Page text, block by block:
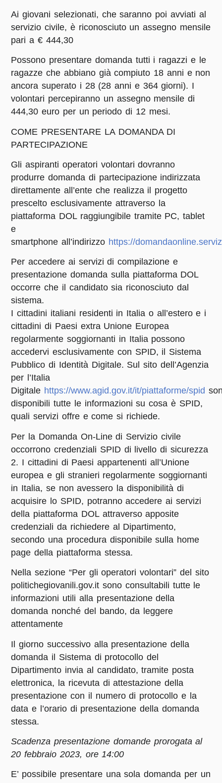
Ai giovani selezionati, che saranno poi avviati al
servizio civile, è riconosciuto un assegno mensile
pari a € 444,30
Possono presentare domanda tutti i ragazzi e le
ragazze che abbiano già compiuto 18 anni e non
ancora superato i 28 (28 anni e 364 giorni). I
volontari percepiranno un assegno mensile di
444,30 euro per un periodo di 12 mesi.
COME PRESENTARE LA DOMANDA DI
PARTECIPAZIONE
Gli aspiranti operatori volontari dovranno
produrre domanda di partecipazione indirizzata
direttamente all’ente che realizza il progetto
prescelto esclusivamente attraverso la
piattaforma DOL raggiungibile tramite PC, tablet
e
smartphone all’indirizzo https://
Per accedere ai servizi di compilazione e
presentazione domanda sulla piattaforma DOL
occorre che il candidato sia riconosciuto dal
sistema.
I cittadini italiani residenti in Italia o all’estero e i
cittadini di Paesi extra Unione Europea
regolarmente soggiornanti in Italia possono
accedervi esclusivamente con SPID, il Sistema
Pubblico di Identità Digitale. Sul sito dell’Agenzia
per l’Italia
Digitale https://www.agid.gov.it/it/piattaforme/spid
disponibili tutte le informazioni su cosa è SPID,
quali servizi offre e come si richiede.
Per la Domanda On-Line di Servizio civile
occorrono credenziali SPID di livello di sicurezza
2. I cittadini di Paesi appartenenti all’Unione
europea e gli stranieri regolarmente soggiornanti
in Italia, se non avessero la disponibilità di
acquisire lo SPID, potranno accedere ai servizi
della piattaforma DOL attraverso apposite
credenziali da richiedere al Dipartimento,
secondo una procedura disponibile sulla home
page della piattaforma stessa.
Nella sezione “Per gli operatori volontari” del sito
politichegiovanili.gov.it sono consultabili tutte le
informazioni utili alla presentazione della
domanda nonché del bando, da leggere
attentamente
Il giorno successivo alla presentazione della
domanda il Sistema di protocollo del
Dipartimento invia al candidato, tramite posta
elettronica, la ricevuta di attestazione della
presentazione con il numero di protocollo e la
data e l’orario di presentazione della domanda
stessa.
Scadenza presentazione domande prorogata al
20 febbraio 2023, ore 14:00
E’ possibile presentare una sola domanda per un